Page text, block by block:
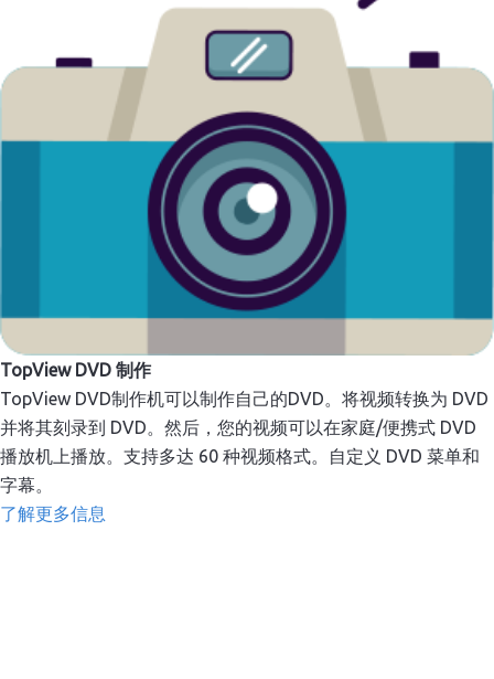
TopView DVD 制作
TopView DVD制作机可以制作自己的DVD。将视频转换为 DVD
并将其刻录到 DVD。然后，您的视频可以在家庭/便携式 DVD
播放机上播放。支持多达 60 种视频格式。自定义 DVD 菜单和
字幕。
了解更多信息